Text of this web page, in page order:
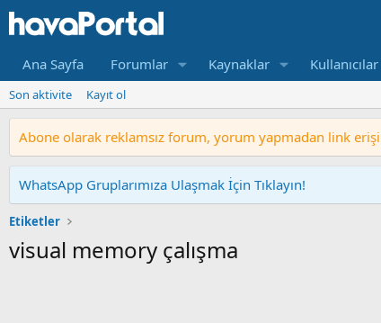
Ana Sayfa Forumlar Kaynaklar Kullanıcılar
Son aktivite Kayıt ol
Abone olarak reklamsız forum, yorum yapmadan link
WhatsApp Gruplarımıza Ulaşmak İçin Tıklayın!
Etiketler
visual memory çalışma